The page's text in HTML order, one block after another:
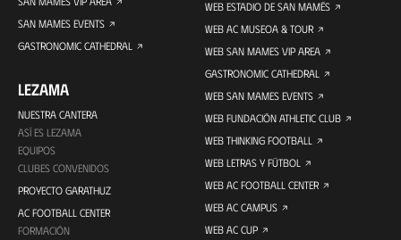
SAN MAMES EVENTS
GASTRONOMIC CATHEDRAL
LEZAMA
NUESTRA CANTERA
ASÍ ES LEZAMA
EQUIPOS
CLUBES CONVENIDOS
PROYECTO GARATHUZ
AC FOOTBALL CENTER
FORMACIÓN
WEB ESTADIO DE SAN MAMÉS
WEB AC MUSEOA & TOUR
WEB SAN MAMES VIP AREA
GASTRONOMIC CATHEDRAL
WEB SAN MAMES EVENTS
WEB FUNDACIÓN ATHLETIC CLUB
WEB THINKING FOOTBALL
WEB LETRAS Y FÚTBOL
WEB AC FOOTBALL CENTER
WEB AC CAMPUS
WEB AC CUP